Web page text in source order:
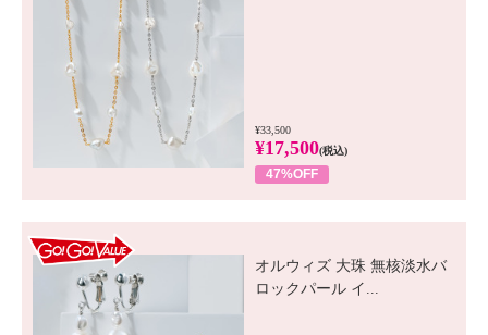
¥33,500
¥17,500(税込)
47%OFF
オルウィズ 大珠 無核淡水バ
ロックパール イ...